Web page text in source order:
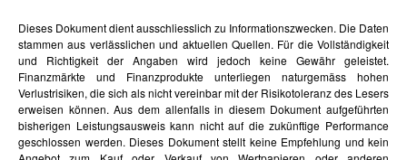
Dieses Dokument dient ausschliesslich zu Informationszwecken. Die Daten
stammen aus verlässlichen und aktuellen Quellen. Für die Vollständigkeit
und Richtigkeit der Angaben wird jedoch keine Gewähr geleistet.
Finanzmärkte und Finanzprodukte unterliegen naturgemäss hohen
Verlustrisiken, die sich als nicht vereinbar mit der Risikotoleranz des Lesers
erweisen können. Aus dem allenfalls in diesem Dokument aufgeführten
bisherigen Leistungsausweis kann nicht auf die zukünftige Performance
geschlossen werden. Dieses Dokument stellt keine Empfehlung und kein